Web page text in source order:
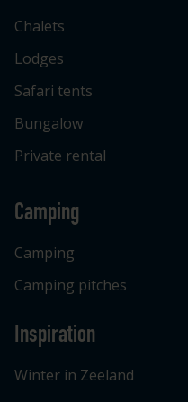
Chalets
Lodges
Safari tents
Bungalow
Private rental
Camping
Camping
Camping pitches
Inspiration
Winter in Zeeland